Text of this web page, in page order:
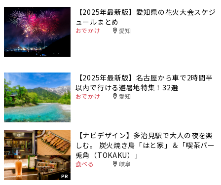
【2025年最新版】愛知県の花火大会スケジ
ュールまとめ
おでかけ 愛知
【2025年最新版】名古屋から車で2時間半
以内で行ける避暑地特集！32選
おでかけ 愛知
PR
【ナビデザイン】多治見駅で大人の夜を楽
しむ。 炭火焼き鳥「はと家」＆「喫茶バー
兎角（TOKAKU）」
食べる 岐阜